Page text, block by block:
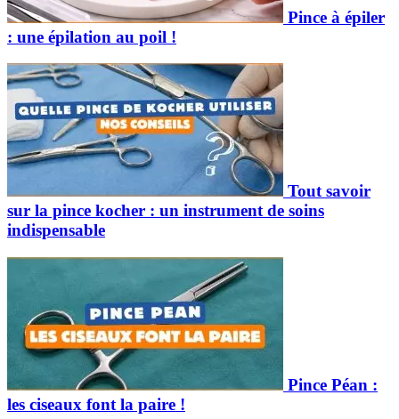
Pince à épiler
: une épilation au poil !
Tout savoir
sur la pince kocher : un instrument de soins
indispensable
Pince Péan :
les ciseaux font la paire !